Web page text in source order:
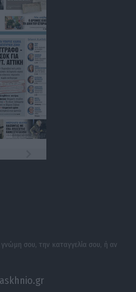
σου, την καταγγελία σου, ή αν